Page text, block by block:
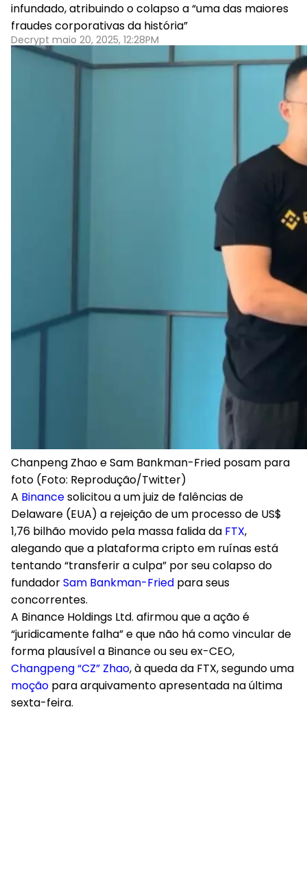
infundado, atribuindo o colapso a “uma das maiores
fraudes corporativas da história”
Decrypt maio 20, 2025, 12:28PM
Chanpeng Zhao e Sam Bankman-Fried posam para
foto (Foto: Reprodução/Twitter)
A Binancesolicitou a um juiz de falências de
Delaware (EUA) a rejeição de um processo de US$
1,76 bilhão movido pela massa falida da FTX,
alegando que a plataforma cripto em ruínas está
tentando “transferir a culpa” por seu colapso do
fundadorSam Bankman-Fried para seus
concorrentes.
A Binance Holdings Ltd. afirmou que a ação é
“juridicamente falha” e que não há como vincular de
forma plausível a Binance ou seu ex-CEO,
Changpeng “CZ” Zhao, à queda da FTX, segundo uma
moção para arquivamento apresentada na última
sexta-feira.